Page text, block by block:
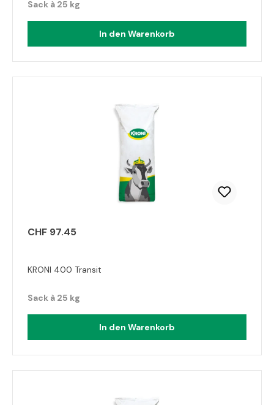
Sack à 25 kg
In den Warenkorb
CHF 97.45
KRONI 400 Transit
Sack à 25 kg
In den Warenkorb